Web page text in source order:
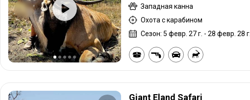
Западная канна
Охота с карабином
Сезон: 5 февр. 27 г. - 28 февр. 28 г.
Giant Eland Safari